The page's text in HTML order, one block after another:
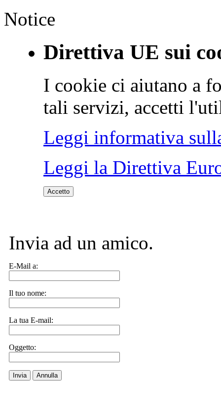
Notice
Direttiva UE sui
I cookie ci aiutano a
tali servizi, accetti
Leggi informativa
Leggi la Direttiva
Accetto
Invia ad un amico.
E-Mail a:
Il tuo nome:
La tua E-mail:
Oggetto:
Invia Annulla